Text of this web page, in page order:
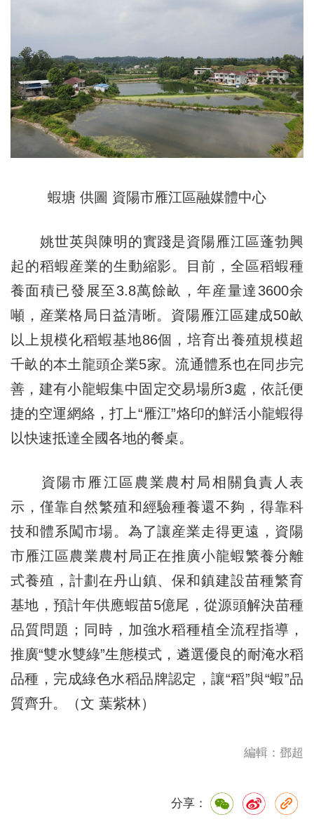
蝦塘 供圖 資陽市雁江區融媒體中心
姚世英與陳明的實踐是資陽雁江區蓬勃興
起的稻蝦産業的生動縮影。目前，全區稻蝦種
養面積已發展至3.8萬餘畝，年産量達3600余
噸，産業格局日益清晰。資陽雁江區建成50畝
以上規模化稻蝦基地86個，培育出養殖規模超
千畝的本土龍頭企業5家。流通體系也在同步完
善，建有小龍蝦集中固定交易場所3處，依託便
捷的空運網絡，打上“雁江”烙印的鮮活小龍蝦得
以快速抵達全國各地的餐桌。
資陽市雁江區農業農村局相關負責人表
示，僅靠自然繁殖和經驗種養還不夠，得靠科
技和體系闖市場。為了讓産業走得更遠，資陽
市雁江區農業農村局正在推廣小龍蝦繁養分離
式養殖，計劃在丹山鎮、保和鎮建設苗種繁育
基地，預計年供應蝦苗5億尾，從源頭解決苗種
品質問題；同時，加強水稻種植全流程指導，
推廣“雙水雙綠”生態模式，遴選優良的耐淹水稻
品種，完成綠色水稻品牌認定，讓“稻”與“蝦”品
質齊升。（文 葉紫林）
編輯：鄧超
分享：